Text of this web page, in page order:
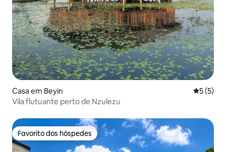
Casa em Beyin
5 (5)
Vila flutuante perto de Nzulezu
Favorito dos hóspedes
Favorito dos hóspedes